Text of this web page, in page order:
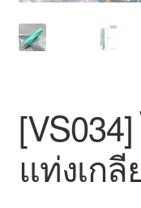
แท่งเก